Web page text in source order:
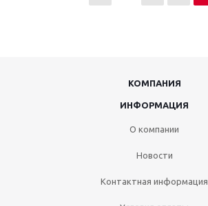
КОМПАНИЯ
ИНФОРМАЦИЯ
О компании
Новости
Контактная информация